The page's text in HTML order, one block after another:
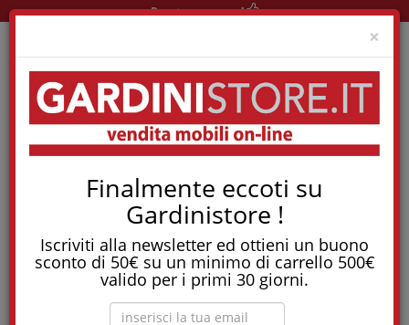
×
Finalmente eccoti su
Gardinistore !
Iscriviti alla newsletter ed ottieni un buono
sconto di 50€ su un minimo di carrello 500€
valido per i primi 30 giorni.
Pronta consegna!
Lavabo in resina o
marmo, cosa cambia?
Stai rinnovando il bagno e ti trovi davanti a questa domanda:
resina o marmo? Sono entrambi materiali di tendenza, ma